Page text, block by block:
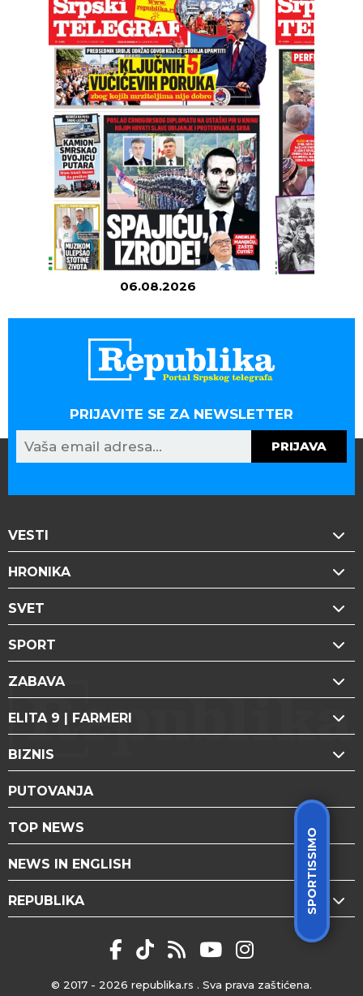
SPORTISSIMO
06.08.2026
PRIJAVITE SE ZA NEWSLETTER
PRIJAVA
VESTI
HRONIKA
SVET
SPORT
ZABAVA
ELITA 9 | FARMERI
BIZNIS
PUTOVANJA
TOP NEWS
NEWS IN ENGLISH
REPUBLIKA
© 2017 - 2026 republika.rs . Sva prava zaštićena.